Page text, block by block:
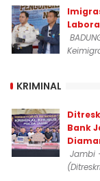
KRIMINAL
Bank
Jambi